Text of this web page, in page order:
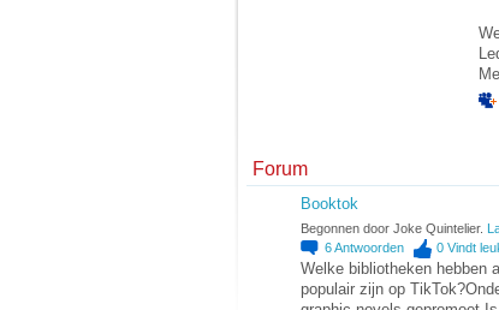
Forum
Booktok
Begonnen door Joke Quintelier.
6Antwoorden 0 Vindt
Welke bibliotheken hebben
populair zijn op